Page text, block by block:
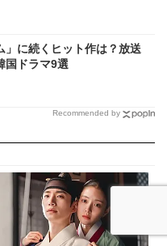
」に続くヒット作は？放送
国ドラマ9選
Recommended by